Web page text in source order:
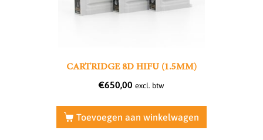
CARTRIDGE 8D HIFU (1.5MM)
€650,00 excl. btw
Toevoegen aan winkelwagen